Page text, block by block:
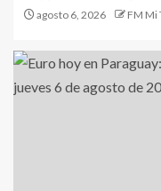
agosto 6, 2026 FM Mi